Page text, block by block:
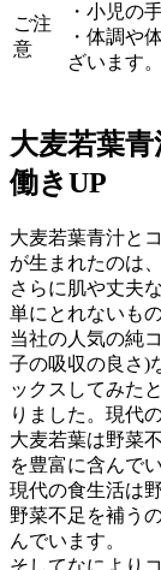
ご注
意
・小児の
・体調や
ざいます
大麦若葉
働きUP
大麦若葉青汁と
が生まれたのは
さらに肌や丈夫
単にとれないも
当社の人気の純
子の吸収の良さ)
ックスしてみた
りました。現代
大麦若葉は野菜
を豊富に含んでい
現代の食生活は
野菜不足を補う
んでいます。
そしてなにより